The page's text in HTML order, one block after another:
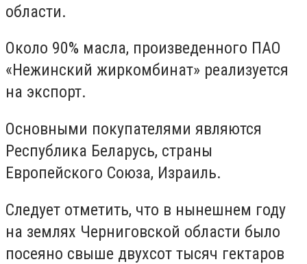
области.
Около 90% масла, произведенного ПАО
«Нежинский жиркомбинат» реализуется
на экспорт.
Основными покупателями являются
Республика Беларусь, страны
Европейского Союза, Израиль.
Следует отметить, что в нынешнем году
на землях Черниговской области было
посеяно свыше двухсот тысяч гектаров